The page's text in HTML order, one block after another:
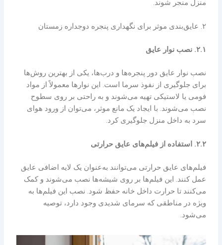
منزل منجر شوند.
۲. عایق‌بندی موثر برای نگهداری پنجره دوجداره زمستان
۲.۱. نصب نوار عایق
نصب نوار عایق دور پنجره‌ها و درب‌ها، یکی از بهترین روش‌ها
برای جلوگیری از نفوذ سرما است. این نوارها معمولاً از مواد
فومی یا لاستیکی تهیه می‌شوند و به راحتی بر روی سطوح
نصب می‌شوند. با ایجاد یک مانع موثر، می‌توان از ورود هوای
سرد به داخل منزل جلوگیری کرد.
۲.۲. استفاده از فیلم‌های عایق حرارتی
فیلم‌های عایق حرارتی می‌توانند به‌عنوان یک لایه اضافی عایق
عمل کنند. این فیلم‌ها بر روی شیشه‌ها نصب می‌شوند و کمک
می‌کنند تا حرارت داخل خانه حفظ شود. نصب این فیلم‌ها به
ویژه در مناطقی که سرمای شدیدی وجود دارد، توصیه
می‌شود.